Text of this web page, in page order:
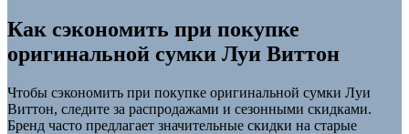
Как сэкономить при покупке
оригинальной сумки Луи Виттон
Чтобы сэкономить при покупке оригинальной сумки Луи
Виттон, следите за распродажами и сезонными скидками.
Бренд часто предлагает значительные скидки на старые